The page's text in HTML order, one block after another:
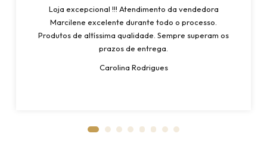
Loja excepcional !!! Atendimento da vendedora
Marcilene excelente durante todo o processo.
Produtos de altíssima qualidade. Sempre superam os
prazos de entrega.
Carolina Rodrigues